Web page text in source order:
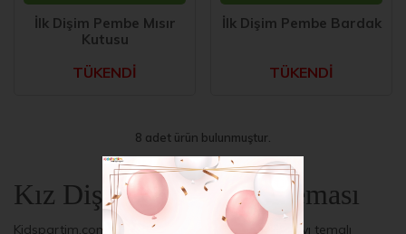
İlk Dişim Pembe Mısır
Kutusu
TÜKENDİ
İlk Dişim Pembe Bardak
TÜKENDİ
8 adet ürün bulunmuştur.
Kız Diş Buğdayı Parti Teması
Kidspartim.com'da bulabileceğiniz Kız Diş Buğdayı temalı